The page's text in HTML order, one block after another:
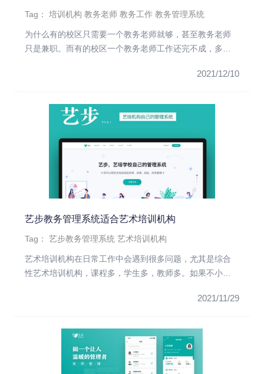
Tag：培训机构 教务老师 教务工作 教务管理系统
为什么有的校区只需要一个教务老师就够，甚至教务老师
只是兼职。而有的校区一个教务老师工作还完不成，多招
2021/12/10
艺步教务管理系统适合艺术培训机构
Tag：艺步教务管理系统 艺术培训机构
艺术培训机构在日常工作中会遇到很多问题，尤其是综合
性艺术培训机构，课程多，学生多，教师多。如果不小
2021/11/29